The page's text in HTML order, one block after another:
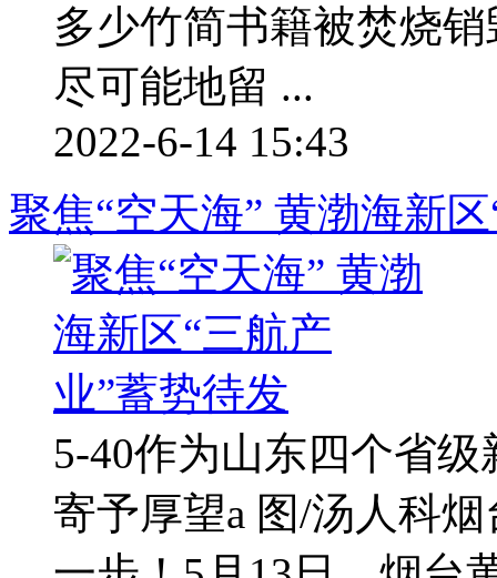
多少竹简书籍被焚烧
尽可能地留 ...
2022-6-14 15:43
聚焦“空天海” 黄渤海新
5-40作为山东四个省
寄予厚望a 图/汤人科